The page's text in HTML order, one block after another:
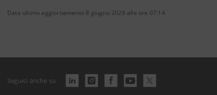
Data ultimo aggiornamento 8 giugno 2026 alle ore 07:14
Seguici anche su